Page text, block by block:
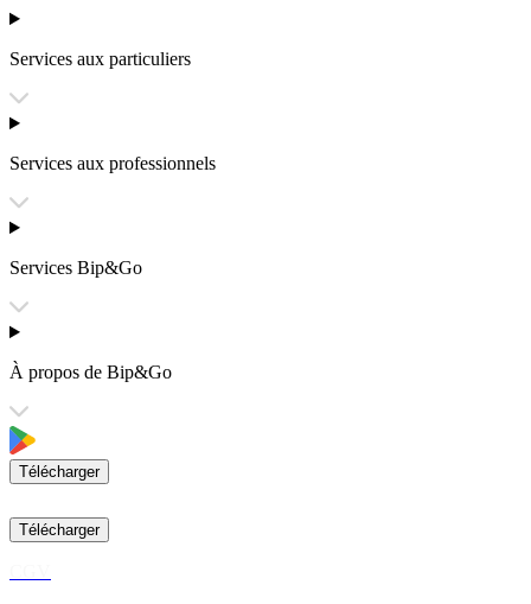
Services aux particuliers
Services aux professionnels
Services Bip&Go
À propos de Bip&Go
Télécharger
Télécharger